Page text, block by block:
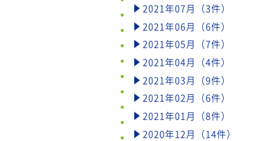
2021年07月（3件）
2021年06月（6件）
2021年05月（7件）
2021年04月（4件）
2021年03月（9件）
2021年02月（6件）
2021年01月（8件）
2020年12月（14件）